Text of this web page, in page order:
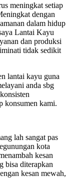
meningkat setiap
dengan
dalam hidup
Lantai Kayu
dan produksi
tidak sedikit
lantai kayu guna
anda sbg
konsumen kami.
lah sangat pas
kota
kesan
bisa diterapkan
kesan mewah,